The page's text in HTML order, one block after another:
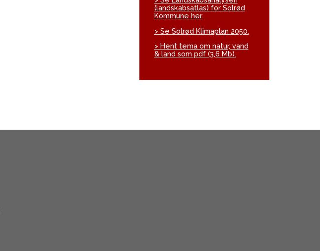
(landskabsatlas) for Solrød
Kommune her.
> Se Solrød Klimaplan 2050.
> Hent tema om natur, vand
& land som pdf (3,6 Mb).